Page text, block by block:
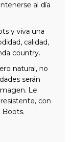
al día
y viva una
calidad,
country.
natural, no
serán
Le
con
Boots.